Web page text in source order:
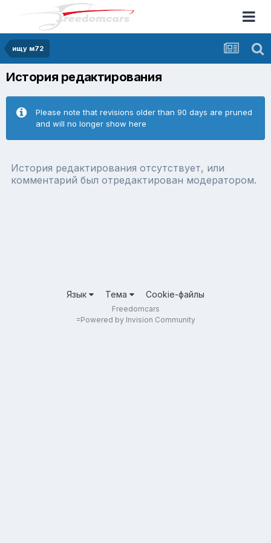
ищу м72
История редактирования
Please note that revisions older than 90 days are pruned
and will no longer show here
История редактирования отсутствует, или
комментарий был отредактирован модератором.
Язык Тема Cookie-файлы
Freedomcars
=Powered by Invision Community